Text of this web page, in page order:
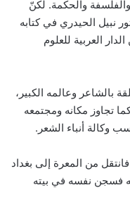
والحكمة. لكنّ
نبيل الحيدري في كتابه
العربية للعلوم
بالشاعر وعالمه الكبير،
تجاوز مكانه ومجتمعه
وكالة أنباء الشعر.
من المعرة إلى بغداد
فسجن نفسه في بيته